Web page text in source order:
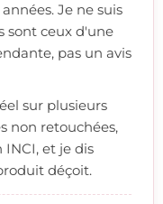
Je ne suis
sont ceux d'une
pas un avis
sur plusieurs
non retouchées,
et je dis
déçoit.